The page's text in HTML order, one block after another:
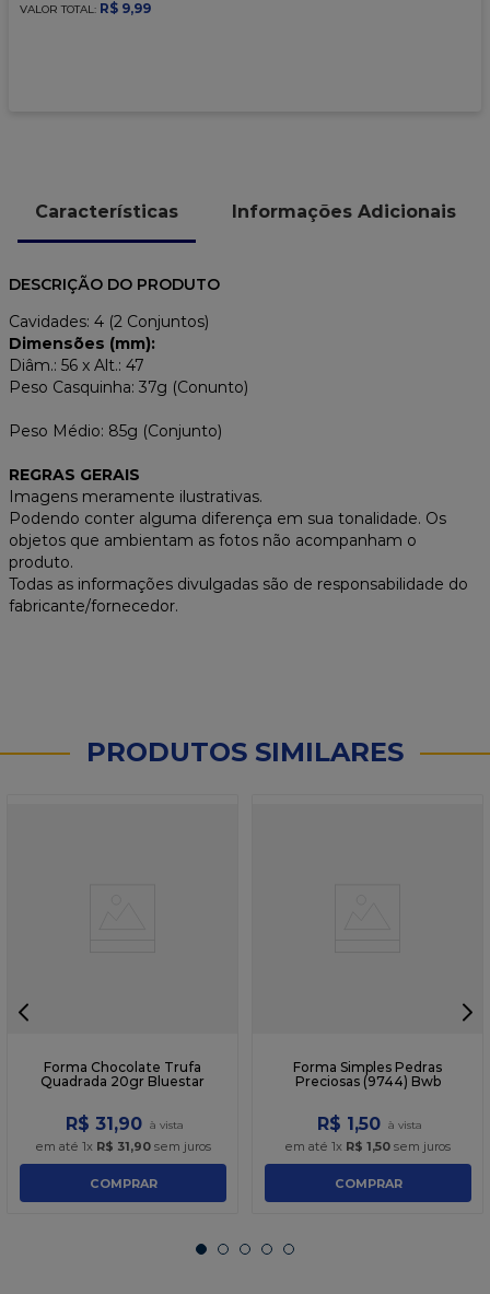
VALOR TOTAL: R$ 9,99
Características Informações Adicionais
DESCRIÇÃO DO PRODUTO
Cavidades: 4 (2 Conjuntos)
Dimensões (mm):
Diâm.: 56 x Alt.: 47
Peso Casquinha: 37g (Conunto)
Peso Médio: 85g (Conjunto)
REGRAS GERAIS
Imagens meramente ilustrativas.
Podendo conter alguma diferença em sua tonalidade. Os
objetos que ambientam as fotos não acompanham o
produto.
Todas as informações divulgadas são de responsabilidade do
fabricante/fornecedor.
PRODUTOS SIMILARES
Forma Chocolate Trufa
Quadrada 20gr Bluestar
R$ 31 ,90
em até 1x R$ 31,90sem juros
COMPRAR
Forma Simples Pedras
Preciosas (9744) Bwb
R$ 1 ,50
em até 1x R$ 1,50 sem juros
COMPRAR
9 º
caixa kraft